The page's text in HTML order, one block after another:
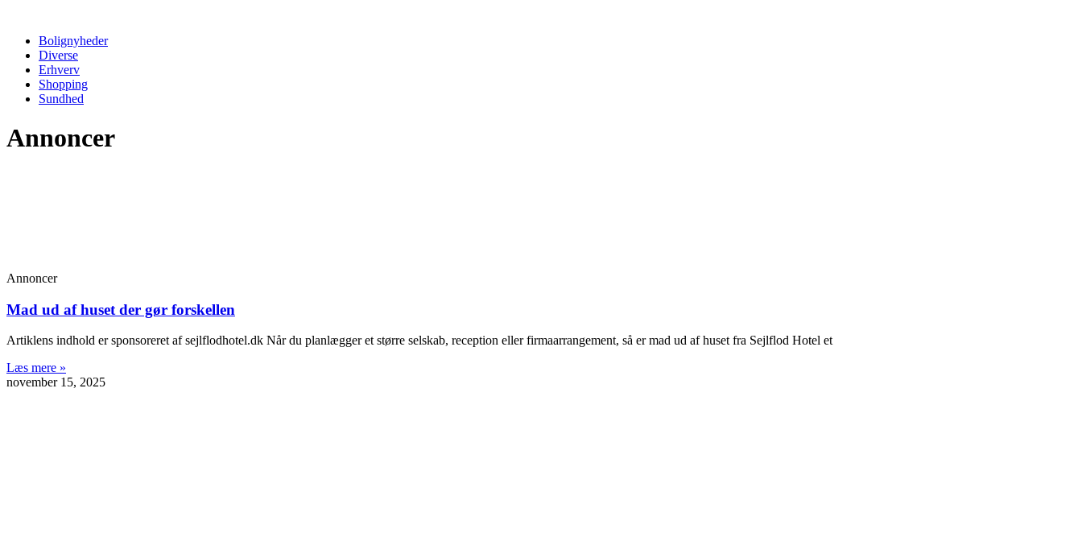
Bolignyheder
Diverse
Erhverv
Shopping
Sundhed
Annoncer
Annoncer
Mad ud af huset der gør forskellen
Artiklens indhold er sponsoreret af sejlflodhotel.dk Når du planlægger et større selskab, reception eller firmaarrangement, så er mad ud af huset fra Sejlflod Hotel et
Læs mere »
november 15, 2025